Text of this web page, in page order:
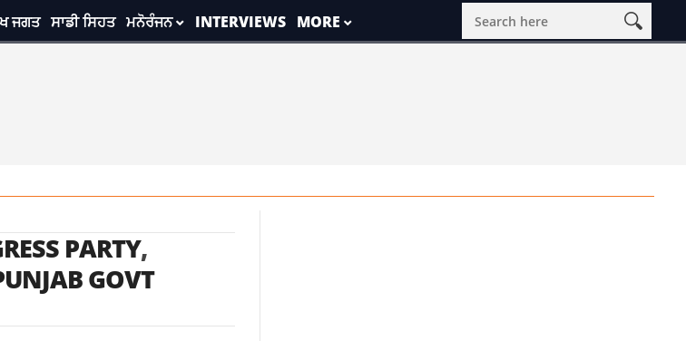
ਜਗਤ ਸਾਡੀ ਸਿਹਤ ਮਨੋਰੰਜਨ INTERVIEWS MORE
PARTY,
GOVT